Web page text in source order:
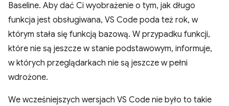
Baseline. Aby dać Ci wyobrażenie o tym, jak długo
funkcja jest obsługiwana, VS Code poda też rok, w
którym stała się funkcją bazową. W przypadku funkcji,
które nie są jeszcze w stanie podstawowym, informuje,
w których przeglądarkach nie są jeszcze w pełni
wdrożone.
We wcześniejszych wersjach VS Code nie było to takie